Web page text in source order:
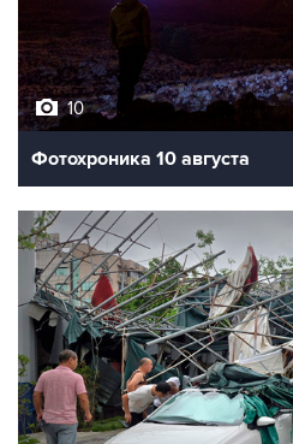
10
Фотохроника 10 августа